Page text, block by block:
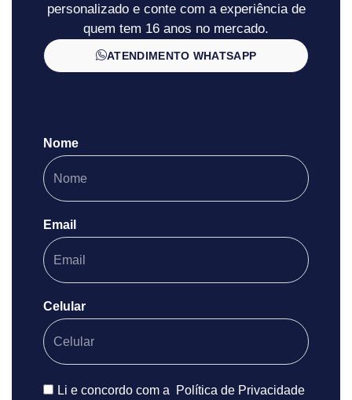
personalizado e conte com a experiência de
quem tem 16 anos no mercado.
ATENDIMENTO WHATSAPP
Nome
Email
Celular
Li e concordo com a Política de Privacidade